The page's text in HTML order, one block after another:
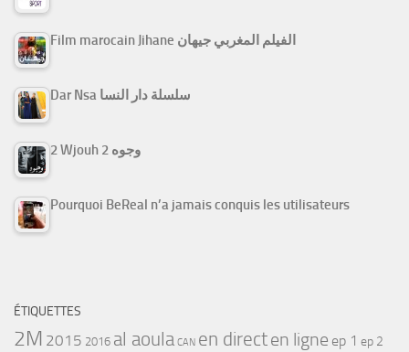
Film marocain Jihane الفيلم المغربي جيهان
Dar Nsa سلسلة دار النسا
2 Wjouh 2 وجوه
Pourquoi BeReal n’a jamais conquis les utilisateurs
ÉTIQUETTES
2M 2015 2016 al aoula CAN en directen ligne ep 1 ep 2